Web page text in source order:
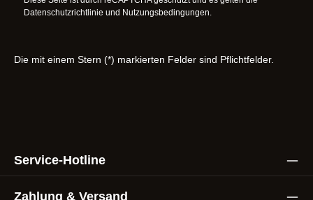
Datenschutzrichtlinie und Nutzungsbedingungen
Die mit einem Stern (*) markierten Felder sind Pflichtfelder.
Service-Hotline
Zahlung & Versand